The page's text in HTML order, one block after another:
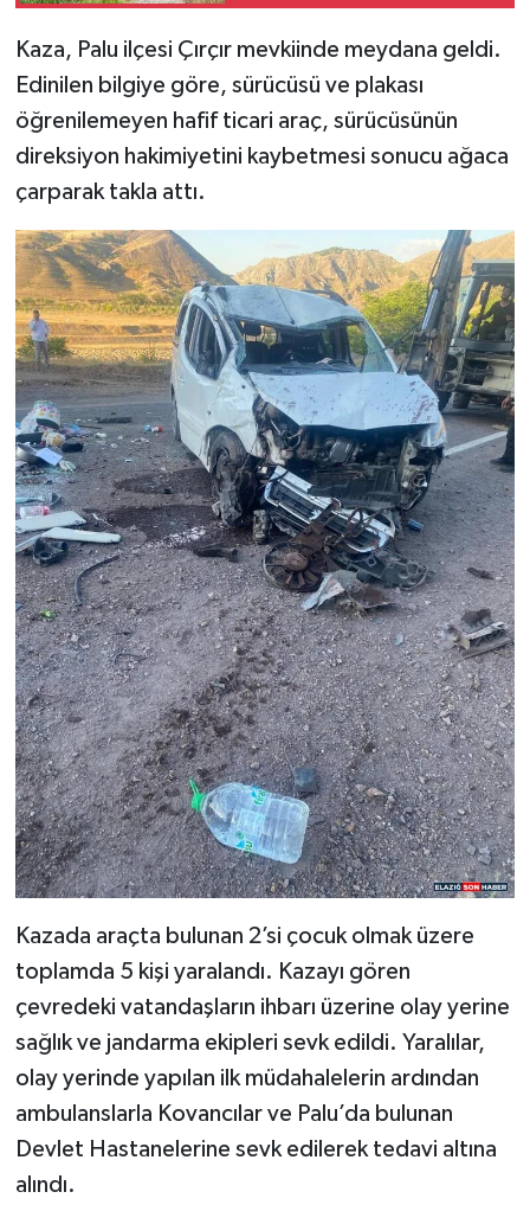
Kaza, Palu ilçesi Çırçır mevkiinde meydana geldi.
Edinilen bilgiye göre, sürücüsü ve plakası
öğrenilemeyen hafif ticari araç, sürücüsünün
direksiyon hakimiyetini kaybetmesi sonucu ağaca
çarparak takla attı.
Kazada araçta bulunan 2’si çocuk olmak üzere
toplamda 5 kişi yaralandı. Kazayı gören
çevredeki vatandaşların ihbarı üzerine olay yerine
sağlık ve jandarma ekipleri sevk edildi. Yaralılar,
olay yerinde yapılan ilk müdahalelerin ardından
ambulanslarla Kovancılar ve Palu’da bulunan
Devlet Hastanelerine sevk edilerek tedavi altına
alındı.
SPOR
TEKNOLOJİ